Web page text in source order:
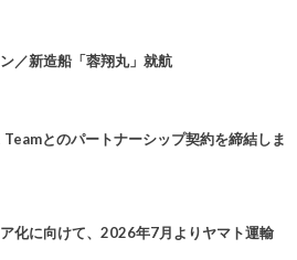
／新造船「蓉翔丸」就航
とのパートナーシップ契約を締結しま
化に向けて、2026年7月よりヤマト運輸